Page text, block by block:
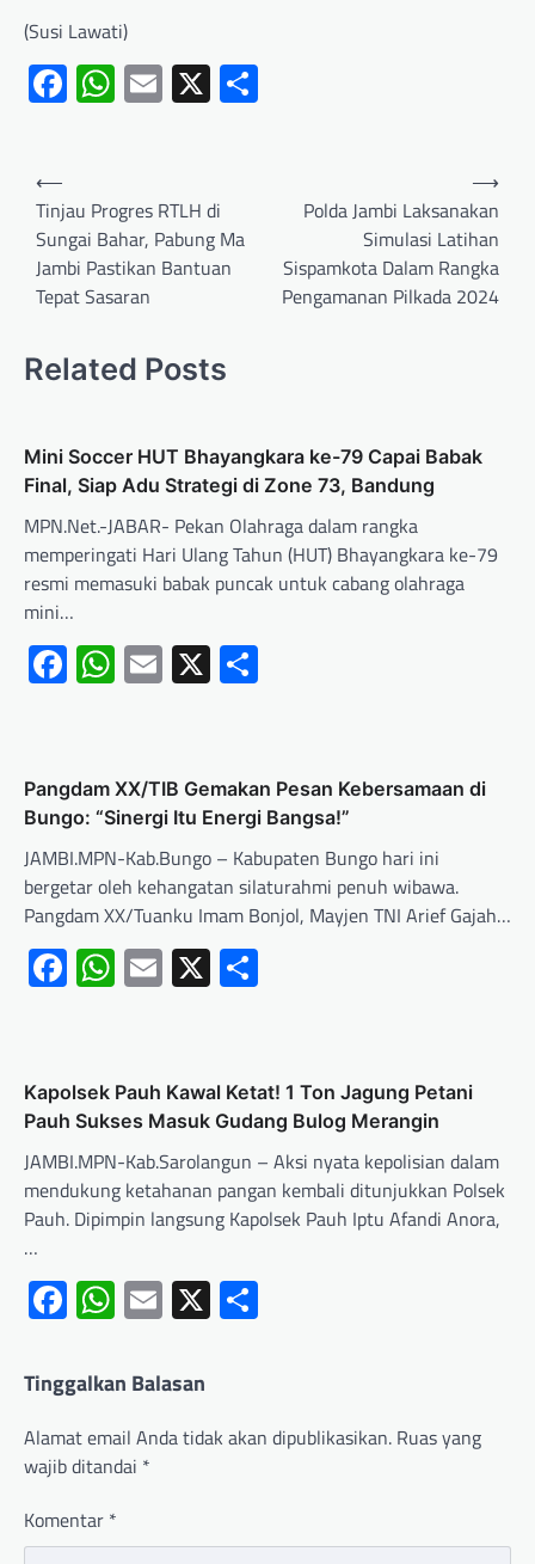
(Susi Lawati)
Facebook
WhatsApp
Email
X
⟵
Tinjau Progres RTLH di
Sungai Bahar, Pabung Ma
Jambi Pastikan Bantuan
Tepat Sasaran
Polda Jambi Laksanakan
Simulasi Latihan
Sispamkota Dalam Rangka
Pengamanan Pilkada 2024
⟶
Related Posts
Mini Soccer HUT Bhayangkara ke-79 Capai Babak
Final, Siap Adu Strategi di Zone 73, Bandung
MPN.Net.-JABAR- Pekan Olahraga dalam rangka
memperingati Hari Ulang Tahun (HUT) Bhayangkara ke-79
resmi memasuki babak puncak untuk cabang olahraga
mini…
Facebook
WhatsApp
Email
X
Pangdam XX/TIB Gemakan Pesan Kebersamaan di
Bungo: “Sinergi Itu Energi Bangsa!”
JAMBI.MPN-Kab.Bungo – Kabupaten Bungo hari ini
bergetar oleh kehangatan silaturahmi penuh wibawa.
Pangdam XX/Tuanku Imam Bonjol, Mayjen TNI Arief Gajah…
Facebook
WhatsApp
Email
X
Kapolsek Pauh Kawal Ketat! 1 Ton Jagung Petani
Pauh Sukses Masuk Gudang Bulog Merangin
JAMBI.MPN-Kab.Sarolangun – Aksi nyata kepolisian dalam
mendukung ketahanan pangan kembali ditunjukkan Polsek
Pauh. Dipimpin langsung Kapolsek Pauh Iptu Afandi Anora,
…
Facebook
WhatsApp
Email
X
Tinggalkan Balasan
Alamat email Anda tidak akan dipublikasikan. Ruas yang
wajib ditandai *
Komentar *